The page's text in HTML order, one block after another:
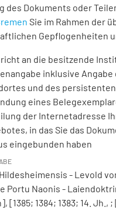
des Dokuments oder
Sie im Rahmen der
Gepflogenheiten
an die besitzende
inklusive
und des
eines
der Internetadresse
in das Sie das
eingebunden haben
- Levold
Portu Naonis -
[1385; 1384; 1383; 14. Jh.,